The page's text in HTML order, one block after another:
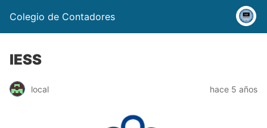
Colegio de Contadores
IESS
local hace 5 años